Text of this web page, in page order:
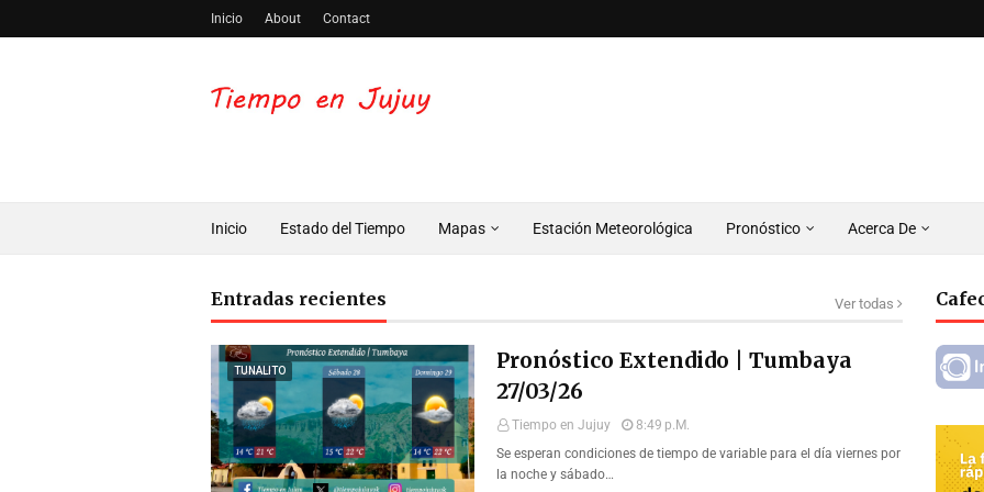
Inicio About Contact
Inicio Estado del Tiempo Mapas Estación Meteorológica Pronóstico Acerca De
Entradas recientes Ver todas
TUNALITO
Pronóstico Extendido | Tumbaya
27/03/26
Tiempo en Jujuy
8:49 P.m.
Se esperan condiciones de tiempo de variable para el día viernes por
la noche y sábado…